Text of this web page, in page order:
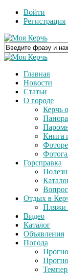
Войти
Регистрация
Главная
Новости
Статьи
О городе
Керчь
Книга
Горсправка
Отдых в
Пляжи
Видео
Каталог
Объявления
Погода